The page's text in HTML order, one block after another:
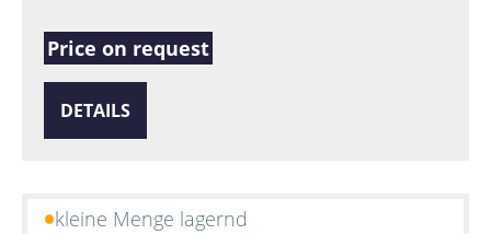
Price on request
DETAILS
kleine Menge lagernd